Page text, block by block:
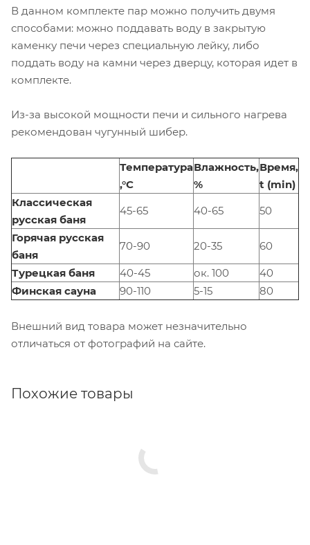
В данном комплекте пар можно получить двумя
способами: можно поддавать воду в закрытую
каменку печи через специальную лейку, либо
поддать воду на камни через дверцу, которая идет в
комплекте.
Из-за высокой мощности печи и сильного нагрева
рекомендован чугунный шибер.
Температура
,°С
Влажность,
%
Время,
t (min)
Классическая
русская баня
45-65 40-65 50
Горячая русская
баня
70-90 20-35 60
Турецкая баня 40-45 ок. 100
40
Финская сауна
90-110 5-15 80
Внешний вид товара может незначительно
отличаться от фотографий на сайте.
Похожие товары